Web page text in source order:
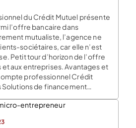
du Crédit Mutuel présente
l’offre bancaire dans
mutualiste, l’agence ne
sociétaires, car elle n’est
Petit tour d’horizon de l’offre
aux entreprises. Avantages et
professionnel Crédit
Solutions de financement